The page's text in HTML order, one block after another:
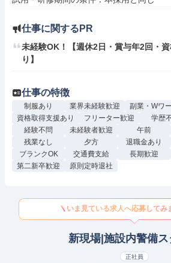
仕事に関するPR
未経験OK！【週休2日・賞与年2回・
り】
仕事の特徴
制服あり 業界未経験歓迎 副業・Wワ
資格取得支援あり
フリーター歓迎 学歴
経験不問
未経験者歓迎 午前
残業なし
夕方 退職金あり
ブランクOK
交通費支給 長期歓迎
第二新卒歓迎
原則定時退社
いま見ている求人へ応募してみ
新現場|施設内警備ス
正社員